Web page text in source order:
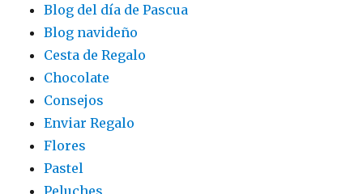
Blog del día de Pascua
Blog navideño
Cesta de Regalo
Chocolate
Consejos
Enviar Regalo
Flores
Pastel
Peluches